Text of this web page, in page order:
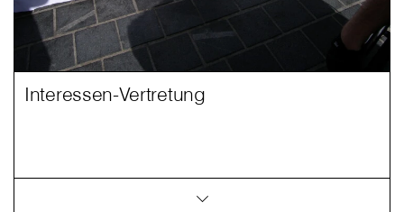
Interessen-Vertretung